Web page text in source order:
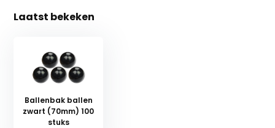
Laatst bekeken
Ballenbak ballen
zwart (70mm) 100
stuks